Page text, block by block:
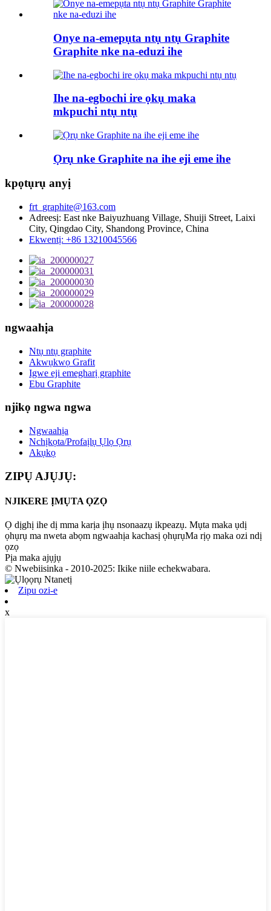
Onye na-emepụta ntụ ntụ Graphite
Graphite nke na-eduzi ihe
Ihe na-egbochi ire ọkụ maka
mkpuchi ntụ ntụ
Ọrụ nke Graphite na ihe eji eme ihe
kpọtụrụ anyị
frt_graphite@163.com
Adreesị: East nke Baiyuzhuang Village, Shuiji Street, Laixi
City, Qingdao City, Shandong Province, China
Ekwentị: +86 13210045566
ngwaahịa
Ntụ ntụ graphite
Akwụkwọ Grafit
Igwe eji emegharị graphite
Ebu Graphite
njikọ ngwa ngwa
Ngwaahịa
Nchịkọta/Profaịlụ Ụlọ Ọrụ
Akụkọ
ZIPỤ AJỤJỤ:
NJIKERE ỊMỤTA ỌZỌ
Ọ dịghị ihe dị mma karịa ịhụ nsonaazụ ikpeazụ. Mụta maka ụdị
ọhụrụ ma nweta abọm ngwaahịa kachasị ọhụrụMa rịọ maka ozi ndị
ọzọ
Pịa maka ajụjụ
© Nwebiisinka - 2010-2025: Ikike niile echekwabara.
Zipu ozi-e
x